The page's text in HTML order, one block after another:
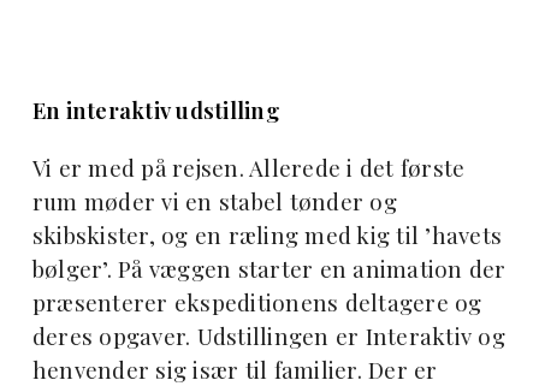
En interaktiv udstilling
Vi er med på rejsen. Allerede i det første
rum møder vi en stabel tønder og
skibskister, og en ræling med kig til ’havets
bølger’. På væggen starter en animation der
præsenterer ekspeditionens deltagere og
deres opgaver. Udstillingen er Interaktiv og
henvender sig især til familier. Der er